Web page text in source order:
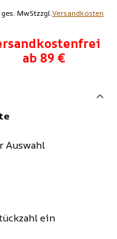
MwStzzgl.Versandkosten
ab 89 €
Auswahl
ein